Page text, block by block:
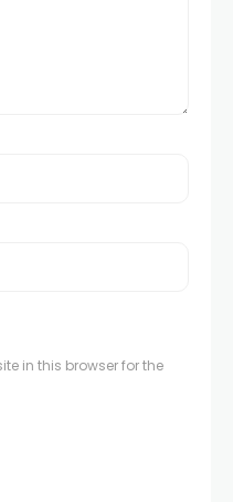
in this browser for the